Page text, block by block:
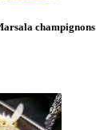
champignons